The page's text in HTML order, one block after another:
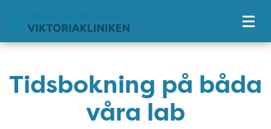
Tidsbokning på båda
våra lab